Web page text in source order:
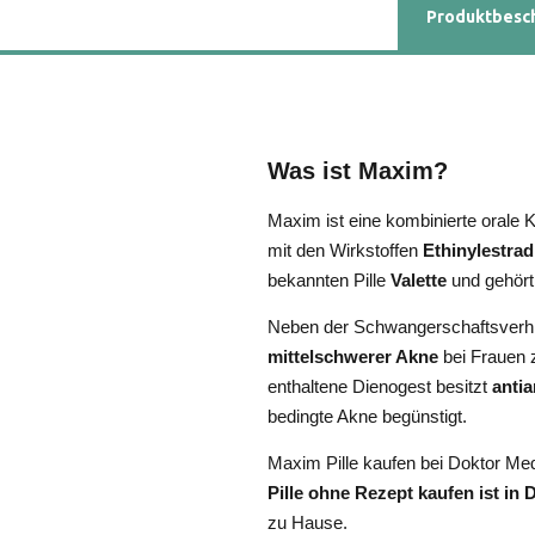
Was ist Maxim?
Maxim ist eine kombinierte orale
mit den Wirkstoffen
bekannten Pille Valette und
Neben der
mittelschwerer Akne bei Frauen
enthaltene Dienogest besitzt
bedingte Akne begünstigt.
Maxim Pille kaufen bei Doktor
Pille ohne Rezept kaufen ist in
zu Hause.